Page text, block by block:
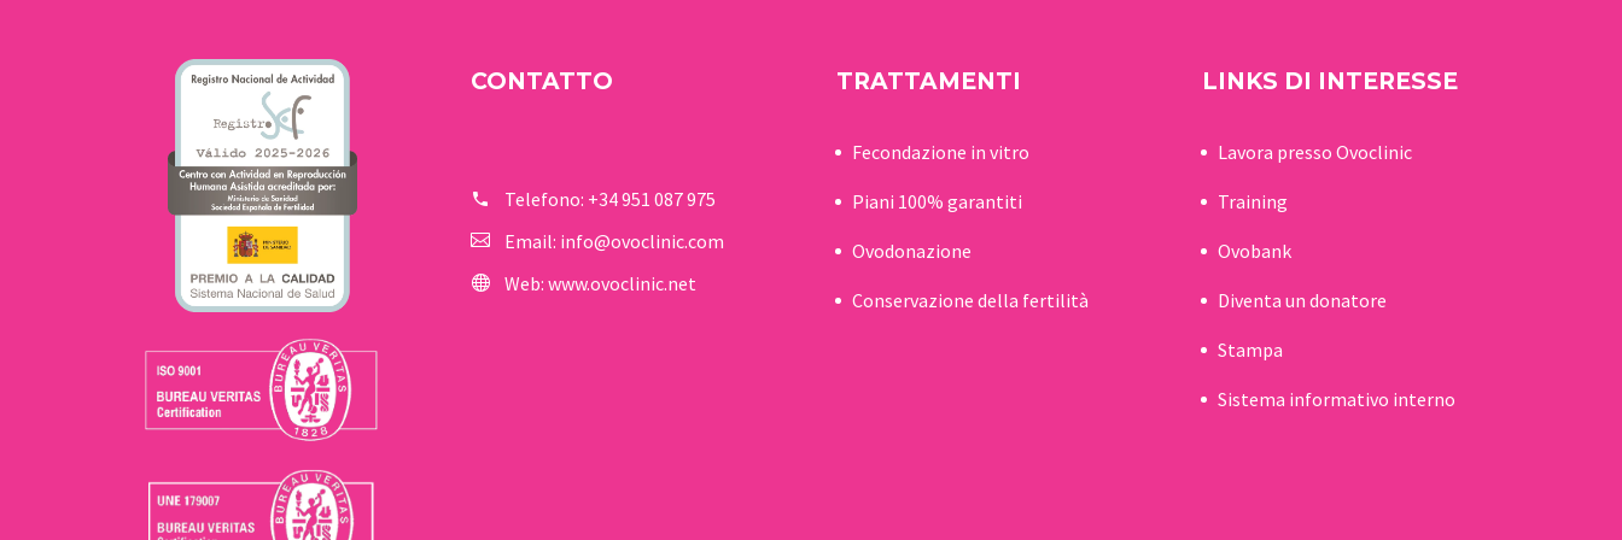
CONTATTO
Telefono: +34 951 087 975
Email: info@ovoclinic.com
Web: www.ovoclinic.net
TRATTAMENTI
Fecondazione in vitro
Piani 100% garantiti
Ovodonazione
Conservazione della fertilità
LINKS DI INTERESSE
Lavora presso Ovoclinic
Training
Ovobank
Diventa un donatore
Stampa
Sistema informativo interno